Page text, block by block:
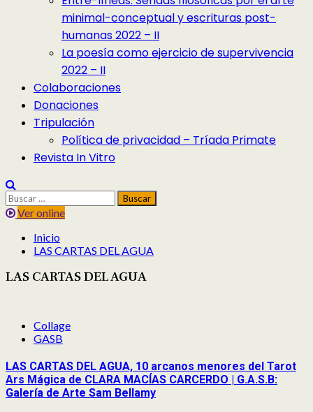
minimal-conceptual y escrituras post-
humanas 2022 – II
La poesía como ejercicio de supervivencia
2022 – II
Colaboraciones
Donaciones
Tripulación
Política de privacidad – Tríada Primate
Revista In Vitro
Buscar:
Ver online
Inicio
LAS CARTAS DEL AGUA
LAS CARTAS DEL AGUA
Collage
GASB
LAS CARTAS DEL AGUA, 10 arcanos menores del Tarot
Ars Mágica de CLARA MACÍAS CARCERDO | G.A.S.B:
Galería de Arte Sam Bellamy